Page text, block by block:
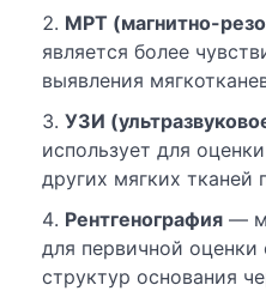
МРТ (магнитно-
является более
выявления
УЗИ
использует для
других мягких тканей
Рентгенография —
для первичной оценки
структур основания